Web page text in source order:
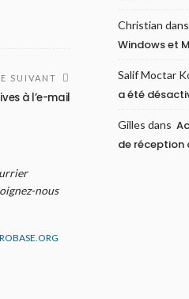
SUIVANT
à l’e-mail
nous
Christian dans
Windows et
Salif Moctar
a été
Gilles dans
de réception